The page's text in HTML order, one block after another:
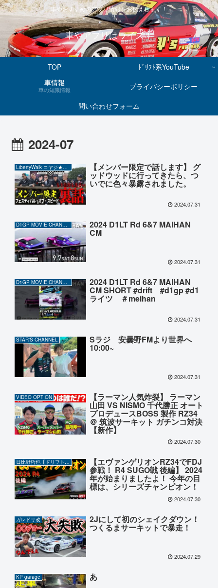
車やおすすめのアプリ情報をお伝えします！
車やアプリはワイズ！
TOP
ﾄﾞﾘﾌﾄ系YouTube
車情報
車の知識情報
プライバシーポリシー
問い合わせフォーム
2024-07
LibertyWalk コヤジ★チャンネル 【メンバー限定で話します】 グ
ッドウッドに行ってきたら、つ
いでに色々暴露されました。
2024.07.31
D1GP MOVIE CHANNEL 2024 D1LT Rd 6&7 MAIHAN
CM
2024.07.31
D1GP MOVIE CHANNEL 2024 D1LT Rd 6&7 MAIHAN
CM SHORT #drift #d1gp #d1
ライツ ＃meihan
2024.07.31
STAR'S CHANNEL Sラジ 安曇野FMより世界へ
10:00~
2024.07.31
VIDEO OPTION 【ラーマン人気炸裂】 ラーマン
山田 VS NISMO 千代勝正 オート
プロデュースBOSS 製作 RZ34
＠ 筑波サーキット ガチンコ対決
【新作】
2024.07.30
日比野哲也【ドリフト】CHANNEL 【エヴァンゲリオンRZ34でFDJ
参戦！ R4 SUGO戦 後編】 2024
年が始まりましたよ！ 今年の目
標は、シリーズチャンピオン！
2024.07.30
ガレドリ改 2Jにして初のシェイクダウン！
つくるまサーキットで暴走！
2024.07.29
KP garage あ